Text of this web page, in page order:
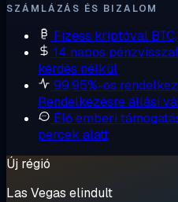
SZÁMLÁZÁS ÉS BIZALOM
Fizess kriptóval
14 napos
kérdés nélkül
99,95%-os
Rendelkezésre állási
Élő emberi
percek alatt
Új régió
Las Vegas elindult